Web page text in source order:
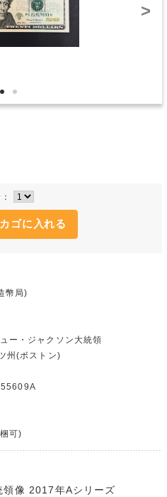
>
幣局)
ー・ジャクソン大統領
州(ボストン)
可)
領像 2017年Aシリーズ